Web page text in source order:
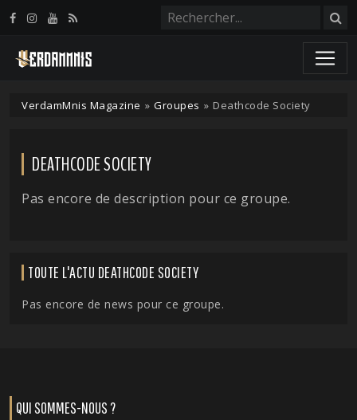
VerdamMnis Magazine » Groupes » Deathcode Society
DEATHCODE SOCIETY
Pas encore de description pour ce groupe.
TOUTE L'ACTU DEATHCODE SOCIETY
Pas encore de news pour ce groupe.
QUI SOMMES-NOUS ?
Panneau de gestion des cookies